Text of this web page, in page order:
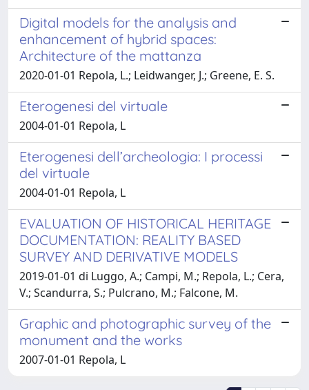
Digital models for the analysis and
enhancement of hybrid spaces:
Architecture of the mattanza
2020-01-01 Repola, L.; Leidwanger, J.; Greene, E. S.
Eterogenesi del virtuale
2004-01-01 Repola, L
Eterogenesi dell’archeologia: I processi
del virtuale
2004-01-01 Repola, L
EVALUATION OF HISTORICAL HERITAGE
DOCUMENTATION: REALITY BASED
SURVEY AND DERIVATIVE MODELS
2019-01-01 di Luggo, A.; Campi, M.; Repola, L.; Cera,
V.; Scandurra, S.; Pulcrano, M.; Falcone, M.
Graphic and photographic survey of the
monument and the works
2007-01-01 Repola, L